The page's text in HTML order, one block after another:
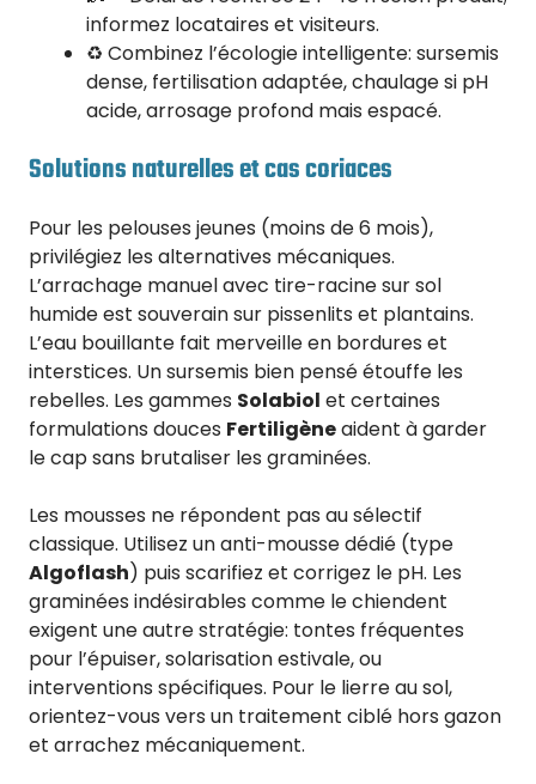
informez locataires et visiteurs.
♻️ Combinez l’écologie intelligente: sursemis
dense, fertilisation adaptée, chaulage si pH
acide, arrosage profond mais espacé.
Solutions naturelles et cas coriaces
Pour les pelouses jeunes (moins de 6 mois),
privilégiez les alternatives mécaniques.
L’arrachage manuel avec tire-racine sur sol
humide est souverain sur pissenlits et plantains.
L’eau bouillante fait merveille en bordures et
interstices. Un sursemis bien pensé étouffe les
rebelles. Les gammes Solabiol et certaines
formulations douces Fertiligèneaident à garder
le cap sans brutaliser les graminées.
Les mousses ne répondent pas au sélectif
classique. Utilisez un anti-mousse dédié (type
Algoflash) puis scarifiez et corrigez le pH. Les
graminées indésirables comme le chiendent
exigent une autre stratégie: tontes fréquentes
pour l’épuiser, solarisation estivale, ou
interventions spécifiques. Pour le lierre au sol,
orientez-vous vers un traitement ciblé hors gazon
et arrachez mécaniquement.